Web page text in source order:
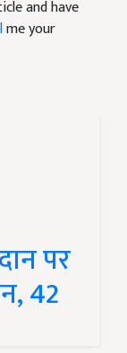
and have
me your
पर
42